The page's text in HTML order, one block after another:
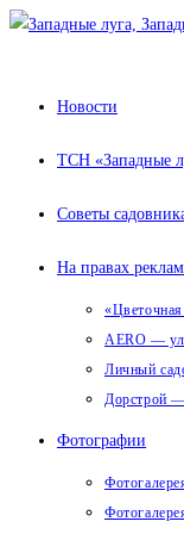
Перейти
Новости
ТСН «Западные
Советы
На правах
AERO —
Личный
Дорстрой —
Фотографии